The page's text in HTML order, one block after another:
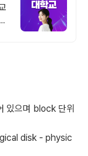
있으며 block 단위
disk - physic